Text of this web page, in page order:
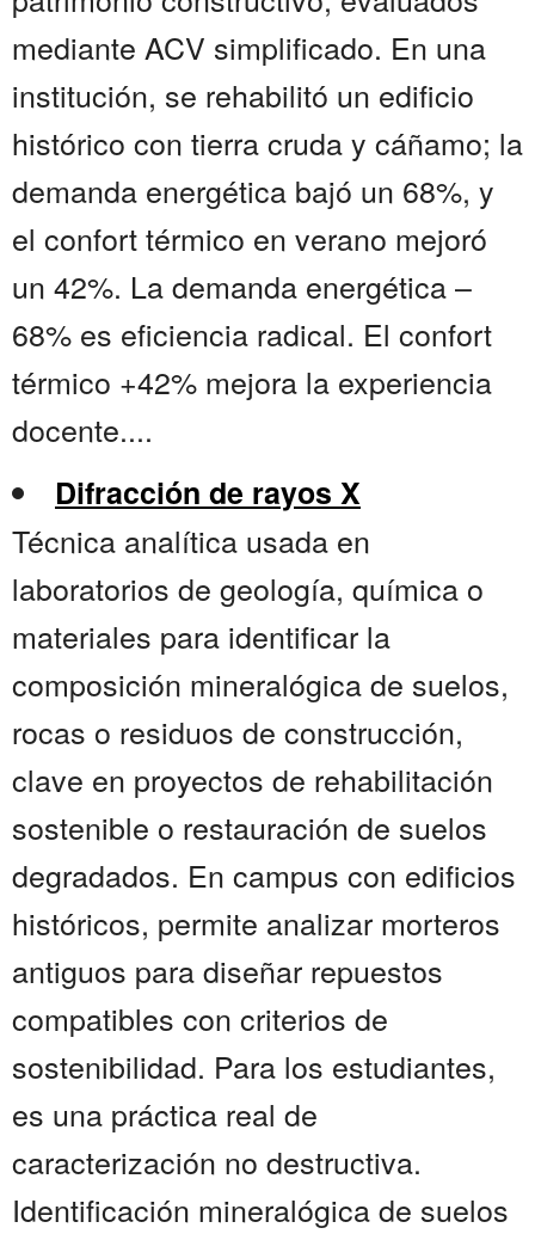
mediante ACV simplificado. En una
institución, se rehabilitó un edificio
histórico con tierra cruda y cáñamo; la
demanda energética bajó un 68%, y
el confort térmico en verano mejoró
un 42%. La demanda energética –
68% es eficiencia radical. El confort
térmico +42% mejora la experiencia
docente....
Difracción de rayos X
Técnica analítica usada en
laboratorios de geología, química o
materiales para identificar la
composición mineralógica de suelos,
rocas o residuos de construcción,
clave en proyectos de rehabilitación
sostenible o restauración de suelos
degradados. En campus con edificios
históricos, permite analizar morteros
antiguos para diseñar repuestos
compatibles con criterios de
sostenibilidad. Para los estudiantes,
es una práctica real de
caracterización no destructiva.
Identificación mineralógica de suelos